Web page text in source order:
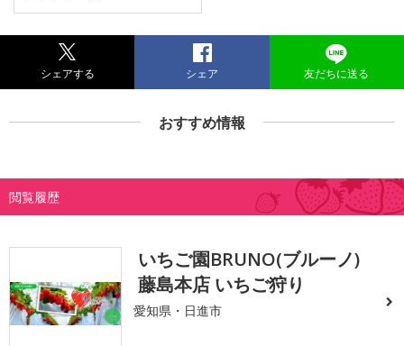
シェアする シェア 友だちに送る
おすすめ情報
閲覧履歴
いちご園BRUNO(ブルーノ)
藤島本店 いちご狩り
愛知県・日進市